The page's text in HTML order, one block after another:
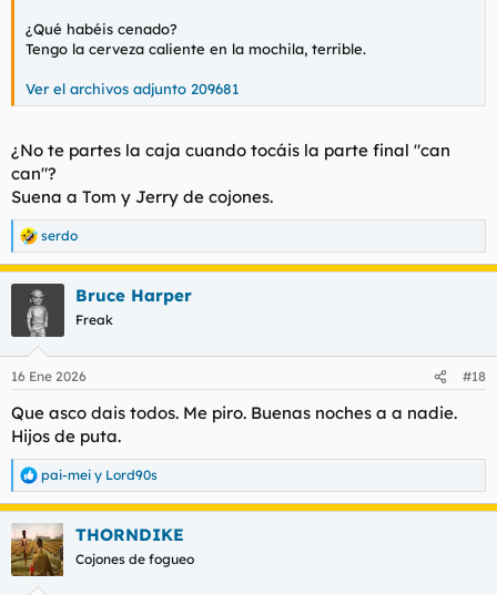
¿Qué habéis cenado?
Tengo la cerveza caliente en la mochila, terrible.
Ver el archivos adjunto 209681
¿No te partes la caja cuando tocáis la parte final "can
can"?
Suena a Tom y Jerry de cojones.
R
e
a
e
:
serdo
Bruce Harper
Freak
16 Ene 2026 #18
Que asco dais todos. Me piro. Buenas noches a a nadie.
Hijos de puta.
R
e
a
c
c
i
pai-mei y Lord90s
THORNDIKE
Cojones de fogueo